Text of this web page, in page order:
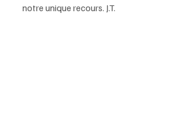
notre unique recours. J.T.